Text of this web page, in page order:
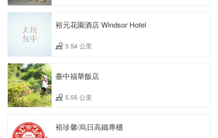
裕元花園酒店 Windsor Hotel
5.54 公里
臺中福華飯店
5.55 公里
裕珍馨/烏日高鐵專櫃